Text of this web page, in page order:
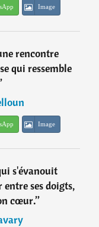
Image
rencontre
qui ressemble
Image
s'évanouit
ses doigts,
cœur.”